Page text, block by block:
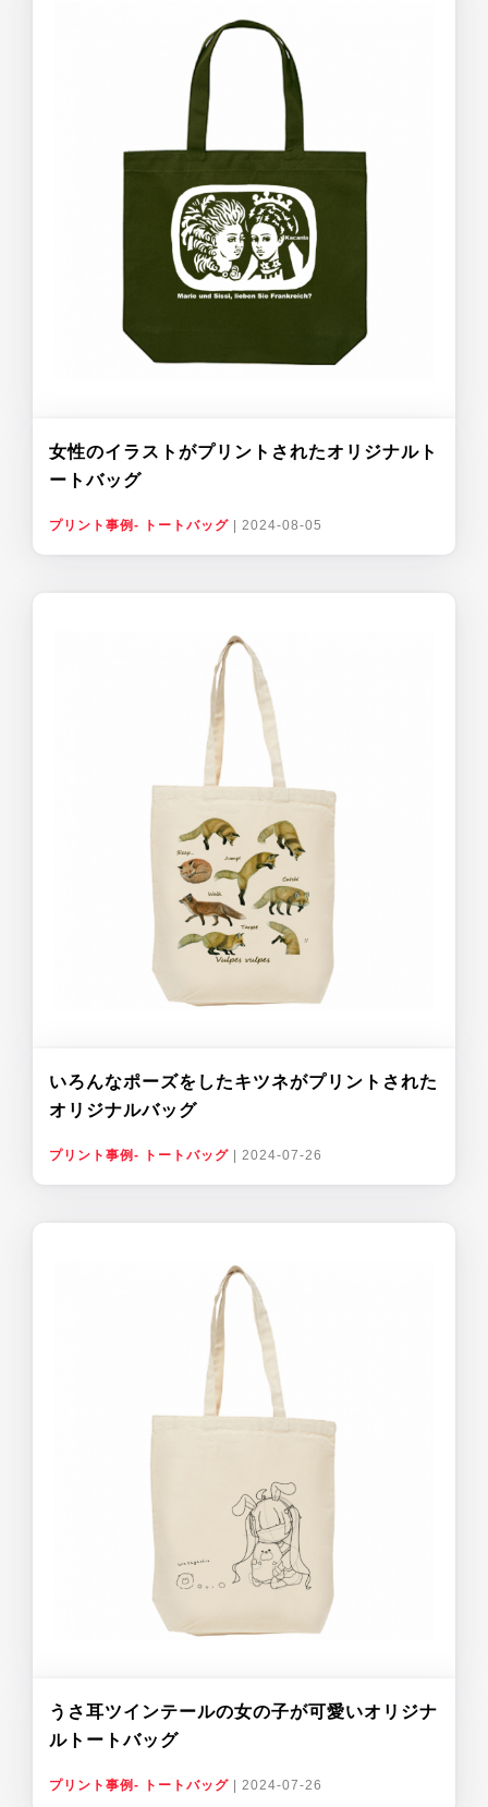
女性のイラストがプリントされたオリジナルト
ートバッグ
プリント事例- トートバッグ 2024-08-05
いろんなポーズをしたキツネがプリントされた
オリジナルバッグ
プリント事例- トートバッグ 2024-07-26
うさ耳ツインテールの女の子が可愛いオリジナ
ルトートバッグ
プリント事例- トートバッグ 2024-07-26